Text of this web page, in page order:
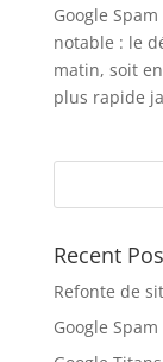
Google
notable : le
matin, soit
plus rapide
Recent
Refonte de
Google